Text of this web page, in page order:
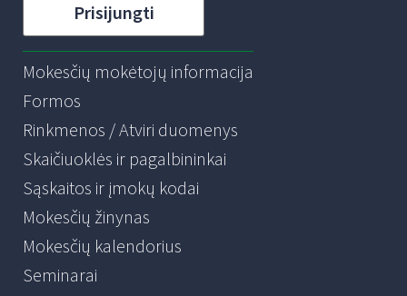
Prisijungti
Mokesčių mokėtojų informacija
Formos
Rinkmenos / Atviri duomenys
Skaičiuoklės ir pagalbininkai
Sąskaitos ir įmokų kodai
Mokesčių žinynas
Mokesčių kalendorius
Seminarai